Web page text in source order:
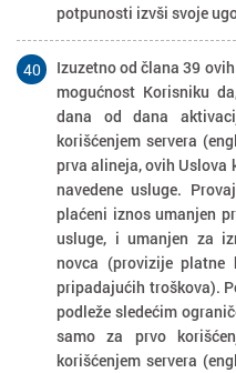
potpunosti izvši svoje
40
Izuzetno od člana 39
mogućnost Korisniku
dana od dana
korišćenjem servera
prva alineja, ovih Uslova
navedene usluge.
plaćeni iznos umanjen
usluge, i umanjen za
novca (provizije
pripadajućih troškova).
podleže sledećim
samo za prvo
korišćenjem servera